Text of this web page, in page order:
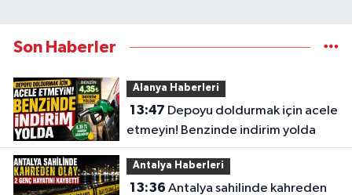
Son Haberler
Alanya Haberleri
13:47
etmeyin! Benzinde indirim yolda
Antalya Haberleri
13:36